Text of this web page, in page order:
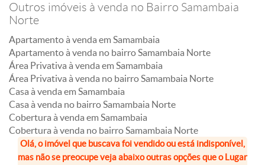
Outros imóveis à venda no Bairro Samambaia
Norte
Apartamento à venda em Samambaia
Apartamento à venda no bairro Samambaia Norte
Área Privativa à venda em Samambaia
Área Privativa à venda no bairro Samambaia Norte
Casa à venda em Samambaia
Casa à venda no bairro Samambaia Norte
Cobertura à venda em Samambaia
Cobertura à venda no bairro Samambaia Norte
Olá, o imóvel que buscava foi vendido ou está indisponível,
mas não se preocupe veja abaixo outras opções que o Lugar